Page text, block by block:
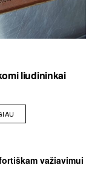
liudininkai
važiavimui